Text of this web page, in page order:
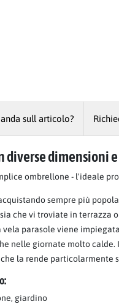
sull articolo?
diverse dimensioni
ombrellone - l'ideale
sempre più
che vi troviate in terrazza
vela parasole viene
nelle giornate molto
la rende
giardino